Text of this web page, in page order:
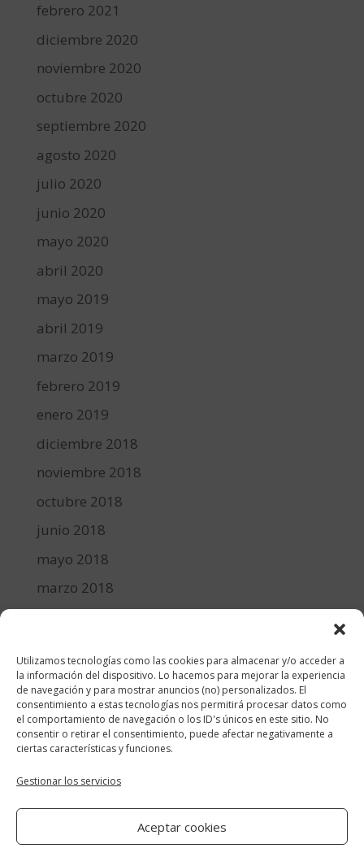
Utilizamos tecnologías como las cookies para almacenar y/o acceder a
la información del dispositivo. Lo hacemos para mejorar la experiencia
de navegación y para mostrar anuncios (no) personalizados. El
consentimiento a estas tecnologías nos permitirá procesar datos como
el comportamiento de navegación o los ID's únicos en este sitio. No
consentir o retirar el consentimiento, puede afectar negativamente a
ciertas características y funciones.
Gestionar los servicios
Aceptar cookies
febrero 2021
diciembre 2020
noviembre 2020
octubre 2020
septiembre 2020
agosto 2020
julio 2020
junio 2020
mayo 2020
abril 2020
mayo 2019
abril 2019
marzo 2019
febrero 2019
enero 2019
diciembre 2018
noviembre 2018
octubre 2018
junio 2018
mayo 2018
marzo 2018
diciembre 2017
Categorías
cocina y recetas
general
lifestyle
manualidades-diy